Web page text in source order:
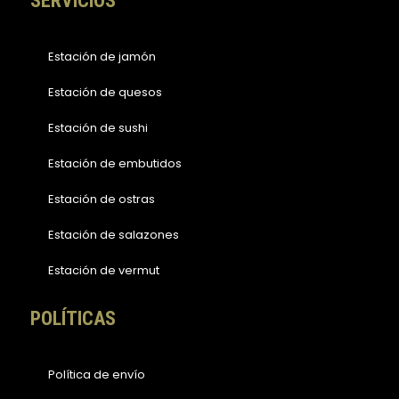
Estación de jamón
Estación de quesos
Estación de sushi
Estación de embutidos
Estación de ostras
Estación de salazones
Estación de vermut
POLÍTICAS
Política de envío